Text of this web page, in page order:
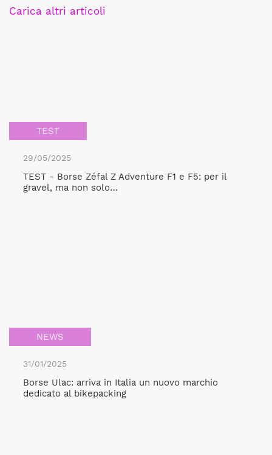
Carica altri articoli
TEST
29/05/2025
TEST - Borse Zéfal Z Adventure F1 e F5: per il
gravel, ma non solo…
NEWS
31/01/2025
Borse Ulac: arriva in Italia un nuovo marchio
dedicato al bikepacking